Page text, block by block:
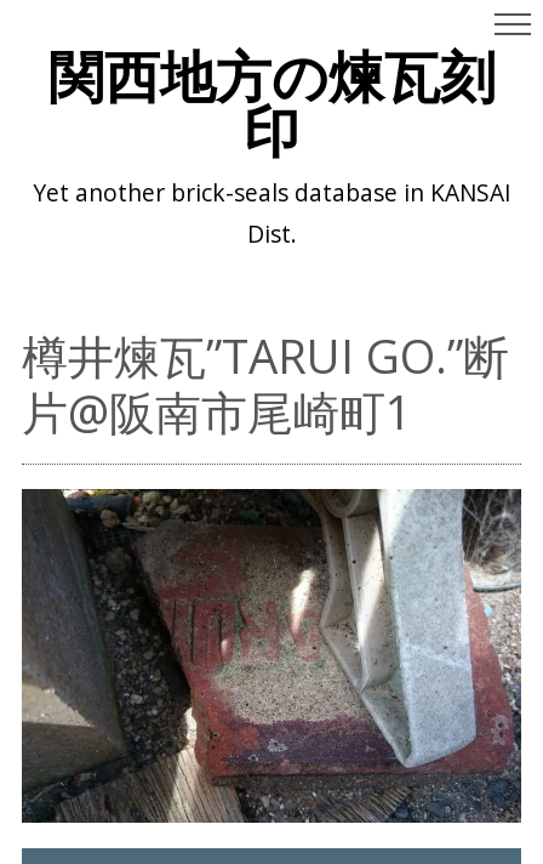
関西地方の煉瓦刻
印
Yet another brick-seals database in KANSAI
Dist.
樽井煉瓦”TARUI GO.”断
片@阪南市尾崎町1